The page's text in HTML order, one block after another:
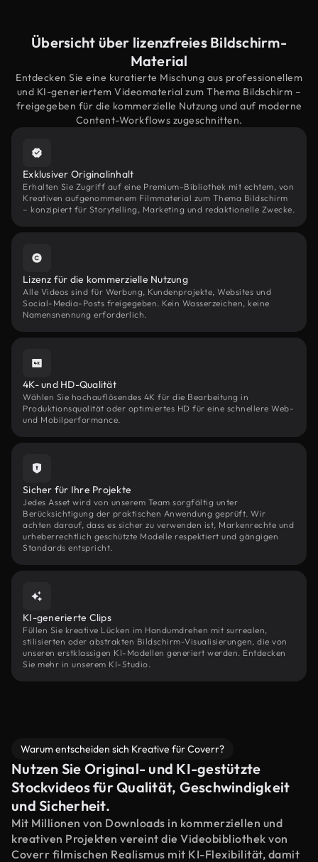
Übersicht über lizenzfreies Bildschirm-
Material
Entdecken Sie eine kuratierte Mischung aus professionellem
und KI-generiertem Videomaterial zum Thema Bildschirm –
freigegeben für die kommerzielle Nutzung und auf moderne
Content-Workflows zugeschnitten.
Exklusiver Originalinhalt
Erhalten Sie Zugriff auf eine Premium-Bibliothek mit echtem, von
Kreativen aufgenommenem Filmmaterial zum Thema Bildschirm
– konzipiert für Storytelling, Marketing und redaktionelle Zwecke.
Lizenz für die kommerzielle Nutzung
Alle Videos sind für Werbung, Kundenprojekte, Websites und
Social-Media-Posts freigegeben. Kein Wasserzeichen, keine
Namensnennung erforderlich.
4K- und HD-Qualität
Wählen Sie hochauflösendes 4K für die Bearbeitung in
Produktionsqualität oder optimiertes HD für eine schnellere Web-
und Mobilperformance.
Sicher für Ihre Projekte
Jedes Asset wird von unserem Team sorgfältig unter
Berücksichtigung der praktischen Anwendung geprüft. Wir
achten darauf, dass es sicher zu verwenden ist, Markenrechte und
urheberrechtlich geschützte Modelle respektiert und gängigen
Standards entspricht.
KI-generierte Clips
Füllen Sie kreative Lücken im Handumdrehen mit surrealen,
stilisierten oder abstrakten Bildschirm-Visualisierungen, die von
unseren erstklassigen KI-Modellen generiert werden. Entdecken
Sie mehr in unserem KI-Studio.
Warum entscheiden sich Kreative für Coverr?
Nutzen Sie Original- und KI-gestützte
Stockvideos für Qualität, Geschwindigkeit
und Sicherheit.
Mit Millionen von Downloads in kommerziellen und
kreativen Projekten vereint die Videobibliothek von
Coverr filmischen Realismus mit KI-Flexibilität, damit